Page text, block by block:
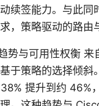
续签能力。与此
，策略驱动的路由
势与可用性权衡 来
于策略的选择倾
提升到约 46%